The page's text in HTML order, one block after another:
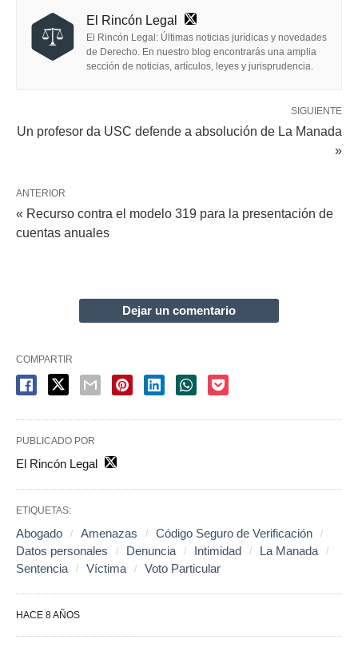
El Rincón Legal
El Rincón Legal: Últimas noticias jurídicas y novedades
de Derecho. En nuestro blog encontrarás una amplia
sección de noticias, artículos, leyes y jurisprudencia.
SIGUIENTE
Un profesor da USC defende a absolución de La Manada
»
ANTERIOR
« Recurso contra el modelo 319 para la presentación de
cuentas anuales
Dejar un comentario
COMPARTIR
PUBLICADO POR
El Rincón Legal
ETIQUETAS:
Abogado Amenazas
Código Seguro de Verificación
Datos personales
Denuncia Intimidad
La Manada
Sentencia
Víctima Voto Particular
HACE 8 AÑOS